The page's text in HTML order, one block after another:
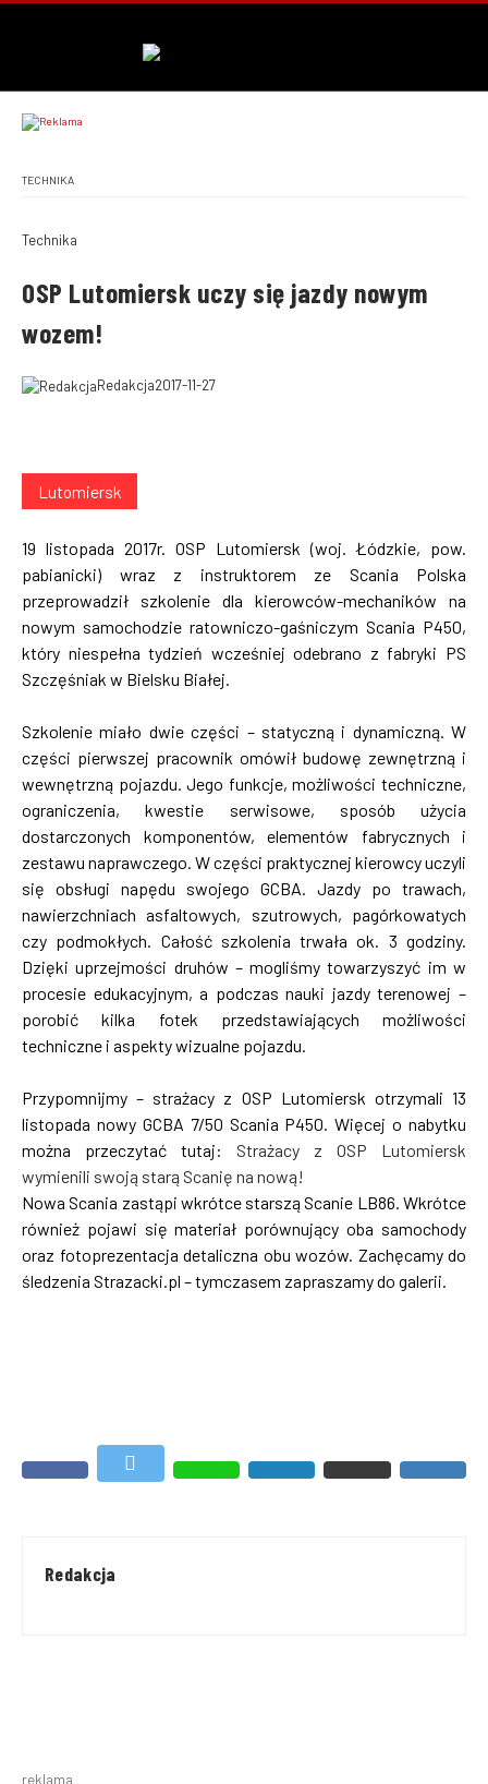
TECHNIKA
Technika
OSP Lutomiersk uczy się jazdy nowym
wozem!
Redakcja2017-11-27
Lutomiersk
19 listopada 2017r. OSP Lutomiersk (woj. Łódzkie, pow.
pabianicki) wraz z instruktorem ze Scania Polska
przeprowadził szkolenie dla kierowców-mechaników na
nowym samochodzie ratowniczo-gaśniczym Scania P450,
który niespełna tydzień wcześniej odebrano z fabryki PS
Szczęśniak w Bielsku Białej.
Szkolenie miało dwie części – statyczną i dynamiczną. W
części pierwszej pracownik omówił budowę zewnętrzną i
wewnętrzną pojazdu. Jego funkcje, możliwości techniczne,
ograniczenia, kwestie serwisowe, sposób użycia
dostarczonych komponentów, elementów fabrycznych i
zestawu naprawczego. W części praktycznej kierowcy uczyli
się obsługi napędu swojego GCBA. Jazdy po trawach,
nawierzchniach asfaltowych, szutrowych, pagórkowatych
czy podmokłych. Całość szkolenia trwała ok. 3 godziny.
Dzięki uprzejmości druhów – mogliśmy towarzyszyć im w
procesie edukacyjnym, a podczas nauki jazdy terenowej –
porobić kilka fotek przedstawiających możliwości
techniczne i aspekty wizualne pojazdu.
Przypomnijmy – strażacy z OSP Lutomiersk otrzymali 13
listopada nowy GCBA 7/50 Scania P450. Więcej o nabytku
można przeczytać tutaj: Strażacy z OSP Lutomiersk
wymienili swoją starą Scanię na nową!
Nowa Scania zastąpi wkrótce starszą Scanie LB86. Wkrótce
również pojawi się materiał porównujący oba samochody
oraz fotoprezentacja detaliczna obu wozów. Zachęcamy do
śledzenia Strazacki.pl – tymczasem zapraszamy do galerii.
Redakcja
reklama